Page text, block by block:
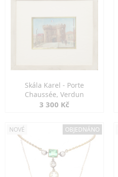
Skála Karel - Porte
Chaussée, Verdun
3 300 Kč
NOVÉ OBJEDNÁNO